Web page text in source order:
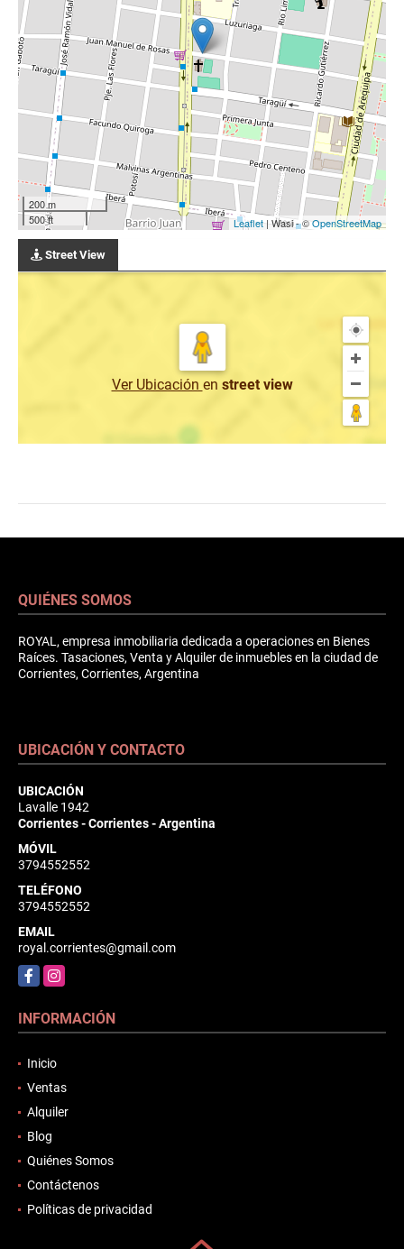
200 m
500 ft
Leaflet | Wasi - ©OpenStreetMap
Street View
Ver Ubicación en street view
QUIÉNES SOMOS
ROYAL, empresa inmobiliaria dedicada a operaciones en Bienes
Raíces. Tasaciones, Venta y Alquiler de inmuebles en la ciudad de
Corrientes, Corrientes, Argentina
UBICACIÓN Y CONTACTO
UBICACIÓN
Lavalle 1942
Corrientes - Corrientes - Argentina
MÓVIL
3794552552
TELÉFONO
3794552552
EMAIL
royal.corrientes@gmail.com
FacebookInstagram
INFORMACIÓN
Inicio
Ventas
Alquiler
Blog
Quiénes Somos
Contáctenos
Políticas de privacidad